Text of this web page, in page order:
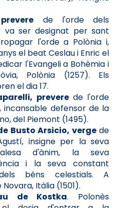
de l'orde dels
va ser designat per sant
l'orde a Polònia i,
el beat Ceslau i Enric el
l'Evangeli a Bohèmia i
Polònia (1257). Els
el dia 17.
preverede l'orde
incansable defensor de la
del Piemont (1495).
Busto Arsicio, vergede
insigne per la seva
d'ànim, la seva
i la seva constant
béns celestials. A
Itàlia (1501).
de Kostka. Polonès